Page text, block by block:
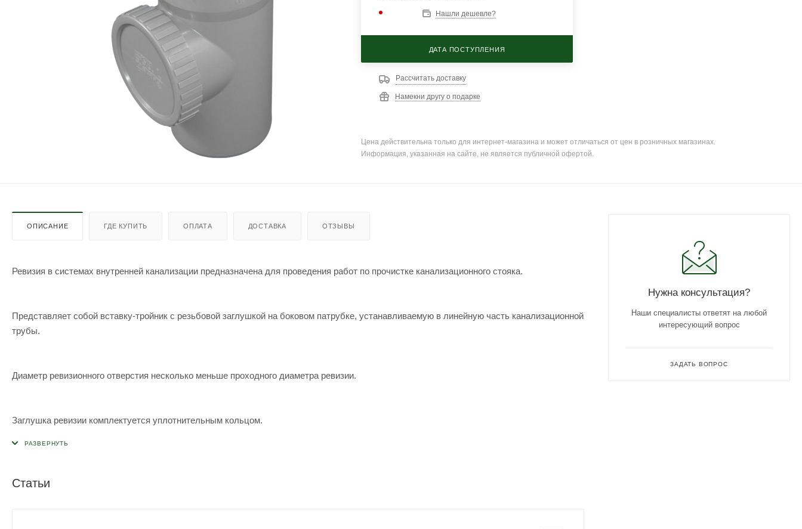
Нашли дешевле?
ДАТА ПОСТУПЛЕНИЯ
Рассчитать доставку
Намекни другу о подарке
Цена действительна только для интернет-магазина и может отличаться от цен в розничных магазинах.
Информация, указанная на сайте, не является публичной офертой.
ОПИСАНИЕ ГДЕ КУПИТЬ ОПЛАТА ДОСТАВКА ОТЗЫВЫ
Ревизия в системах внутренней канализации предназначена для проведения работ по прочистке канализационного стояка.
Представляет собой вставку-тройник с резьбовой заглушкой на боковом патрубке, устанавливаемую в линейную часть канализационной
трубы.
Диаметр ревизионного отверстия несколько меньше проходного диаметра ревизии.
Заглушка ревизии комплектуется уплотнительным кольцом.
Статьи
Нужна консультация?
Наши специалисты ответят на любой
интересующий вопрос
ЗАДАТЬ ВОПРОС